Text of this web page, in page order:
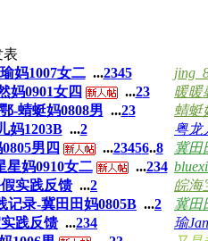
表
妈1007女二 ...2345
妈0901女四 ...23 暖暖
-蜻蜓妈0808男 ...23 蜻蜓
妈1203B ...2 粤龙
男四 ...23456..8 冀田
星妈0910女二 ...234
实践反馈 ...2 皖海
记录-冀田田妈0805B ...2 冀田
践反馈 ...234 瑜